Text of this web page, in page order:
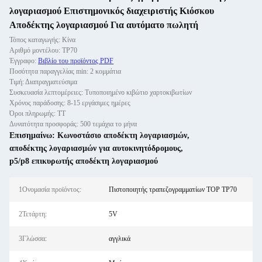
λογαριασμού Επιστημονικός διαχειριστής Κιόσκου
Αποδέκτης λογαριασμού Για αυτόματο πωλητή
Τόπος καταγωγής: Κίνα
Αριθμό μοντέλου: TP70
Έγγραφο: Βιβλίο του προϊόντος PDF
Ποσότητα παραγγελίας min: 2 κομμάτια
Τιμή: Διαπραγματεύσιμα
Συσκευασία λεπτομέρειες: Τυποποιημένο κιβώτιο χαρτοκιβωτίων
Χρόνος παράδοσης: 8-15 εργάσιμες ημέρες
Όροι πληρωμής: ΤΤ
Δυνατότητα προσφοράς: 500 τεμάχια το μήνα
Επισημαίνω: Κωνοστάσιο αποδέκτη λογαριασμών,
αποδέκτης λογαριασμών για αυτοκινητόδρομους,
p5/p8 επικυρωτής αποδέκτη λογαριασμού
1Ονομασία προϊόντος: Πιστοποιητής τραπεζογραμματίων TOP TP70
2Τετάρτη: 5V
3Γλώσσα: αγγλικά